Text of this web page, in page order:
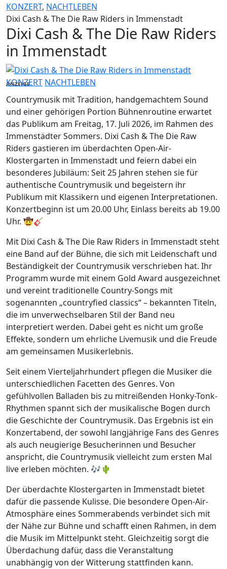
KONZERT, NACHTLEBEN
Dixi Cash & The Die Raw Riders in Immenstadt
Dixi Cash & The Die Raw Riders
in Immenstadt
KONZERT NACHTLEBEN
ANZEIGE
Countrymusik mit Tradition, handgemachtem Sound
und einer gehörigen Portion Bühnenroutine erwartet
das Publikum am Freitag, 17. Juli 2026, im Rahmen des
Immenstädter Sommers. Dixi Cash & The Die Raw
Riders gastieren im überdachten Open-Air-
Klostergarten in Immenstadt und feiern dabei ein
besonderes Jubiläum: Seit 25 Jahren stehen sie für
authentische Countrymusik und begeistern ihr
Publikum mit Klassikern und eigenen Interpretationen.
Konzertbeginn ist um 20.00 Uhr, Einlass bereits ab 19.00
Uhr. 🤠🎸
Mit Dixi Cash & The Die Raw Riders in Immenstadt steht
eine Band auf der Bühne, die sich mit Leidenschaft und
Beständigkeit der Countrymusik verschrieben hat. Ihr
Programm wurde mit einem Gold Award ausgezeichnet
und vereint traditionelle Country-Songs mit
sogenannten „countryfied classics“ – bekannten Titeln,
die im unverwechselbaren Stil der Band neu
interpretiert werden. Dabei geht es nicht um große
Effekte, sondern um ehrliche Livemusik und die Freude
am gemeinsamen Musikerlebnis.
Seit einem Vierteljahrhundert pflegen die Musiker die
unterschiedlichen Facetten des Genres. Von
gefühlvollen Balladen bis zu mitreißenden Honky-Tonk-
Rhythmen spannt sich der musikalische Bogen durch
die Geschichte der Countrymusik. Das Ergebnis ist ein
Konzertabend, der sowohl langjährige Fans des Genres
als auch neugierige Besucherinnen und Besucher
anspricht, die Countrymusik vielleicht zum ersten Mal
live erleben möchten. 🎶🌵
Der überdachte Klostergarten in Immenstadt bietet
dafür die passende Kulisse. Die besondere Open-Air-
Atmosphäre eines Sommerabends verbindet sich mit
der Nähe zur Bühne und schafft einen Rahmen, in dem
die Musik im Mittelpunkt steht. Gleichzeitig sorgt die
Überdachung dafür, dass die Veranstaltung
unabhängig von der Witterung stattfinden kann.